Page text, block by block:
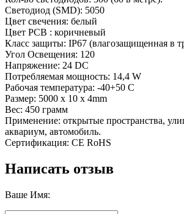
Светодиод (SMD): 5050
Цвет свечения: белый
Цвет PCB : коричневый
Класс защиты: IP67 (влагозащищенная в
Угол Освещения: 120
Напряжение: 24 DC
Потребляемая мощность: 14,4 W
Рабочая температура: -40+50 С
Размер: 5000 х 10 х 4mm
Вес: 450 грамм
Применение: открытые пространства,
аквариум, автомобиль.
Сертификация: CE RoHS
Написать отзыв
Ваше Имя: